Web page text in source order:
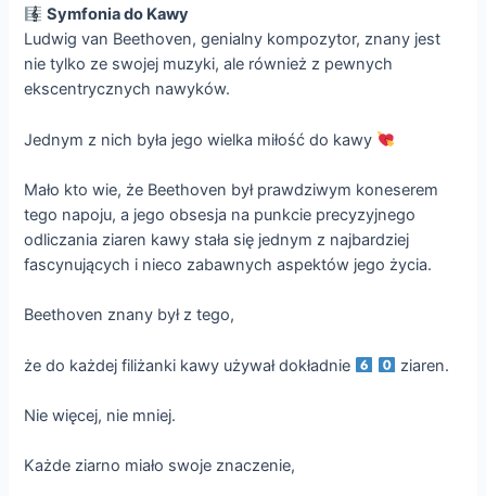
Symfonia do Kawy
Ludwig van Beethoven, genialny kompozytor, znany jest
nie tylko ze swojej muzyki, ale również z pewnych
ekscentrycznych nawyków.
Jednym z nich była jego wielka miłość do kawy
Mało kto wie, że Beethoven był prawdziwym koneserem
tego napoju, a jego obsesja na punkcie precyzyjnego
odliczania ziaren kawy stała się jednym z najbardziej
fascynujących i nieco zabawnych aspektów jego życia.
Beethoven znany był z tego,
że do każdej filiżanki kawy używał dokładnie ziaren.
Nie więcej, nie mniej.
Każde ziarno miało swoje znaczenie,